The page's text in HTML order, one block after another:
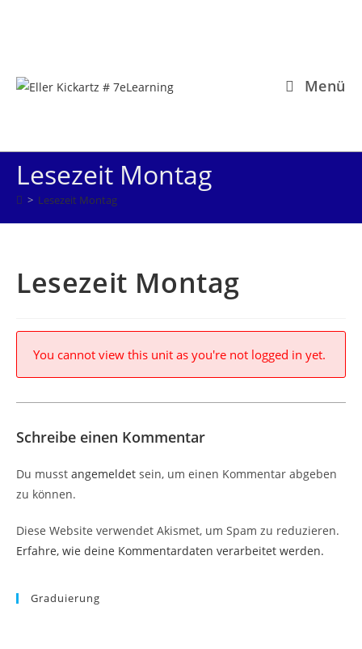
Menü
Lesezeit Montag
> Lesezeit Montag
Lesezeit Montag
You cannot view this unit as you're not logged in yet.
Schreibe einen Kommentar
Du musst angemeldet sein, um einen Kommentar abgeben
zu können.
Diese Website verwendet Akismet, um Spam zu reduzieren.
Erfahre, wie deine Kommentardaten verarbeitet werden.
Graduierung